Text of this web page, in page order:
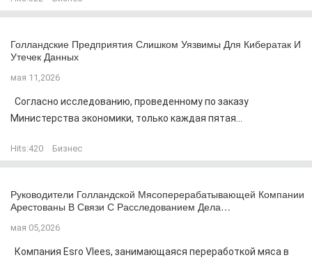
Голландские Предприятия Слишком Уязвимы Для Кибератак И
Утечек Данных
мая 11,2026
Согласно исследованию, проведенному по заказу
Министерства экономики, только каждая пятая...
Hits:420 Бизнес
Руководители Голландской Мясоперерабатывающей Компании
Арестованы В Связи С Расследованием Дела…
мая 05,2026
Компания Esro Vlees, занимающаяся переработкой мяса в